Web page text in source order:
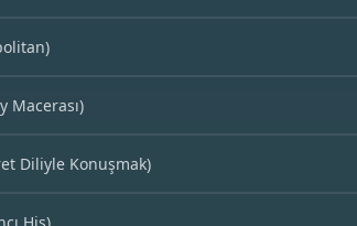
Macerası)
Diliyle Konuşmak)